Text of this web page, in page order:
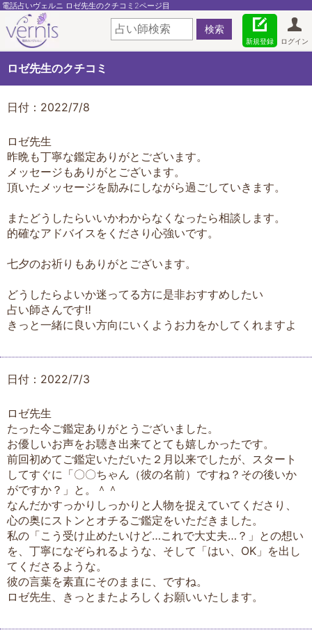
電話占いヴェルニ ロゼ先生のクチコミ2ページ目
ログイン
新規登録
ロゼ先生のクチコミ
日付：2022/7/8
ロゼ先生
昨晩も丁寧な鑑定ありがとございます。
メッセージもありがとございます。
頂いたメッセージを励みにしながら過ごしていきます。
またどうしたらいいかわからなくなったら相談します。
的確なアドバイスをくださり心強いです。
七夕のお祈りもありがとございます。
どうしたらよいか迷ってる方に是非おすすめしたい
占い師さんです‼️
きっと一緒に良い方向にいくようお力をかしてくれますよ
日付：2022/7/3
ロゼ先生
たった今ご鑑定ありがとうございました。
お優しいお声をお聴き出来てとても嬉しかったです。
前回初めてご鑑定いただいた２月以来でしたが、スタート
してすぐに「〇〇ちゃん（彼の名前）ですね？その後いか
がですか？」と。＾＾
なんだかすっかりしっかりと人物を捉えていてくださり、
心の奥にストンとオチるご鑑定をいただきました。
私の「こう受け止めたいけど…これで大丈夫…？」との想い
を、丁寧になぞられるような、そして「はい、OK」を出し
てくださるような。
彼の言葉を素直にそのままに、ですね。
ロゼ先生、きっとまたよろしくお願いいたします。